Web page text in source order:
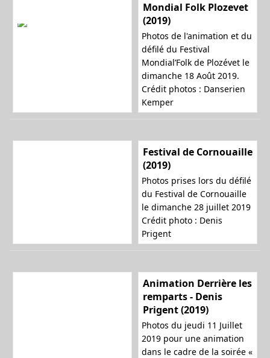
Mondial Folk Plozevet
(2019)
Photos de l'animation et du
défilé du Festival
Mondial’Folk de Plozévet le
dimanche 18 Août 2019.
Crédit photos : Danserien
Kemper
Festival de Cornouaille
(2019)
Photos prises lors du défilé
du Festival de Cornouaille
le dimanche 28 juillet 2019
Crédit photo : Denis
Prigent
Animation Derrière les
remparts - Denis
Prigent (2019)
Photos du jeudi 11 Juillet
2019 pour une animation
dans le cadre de la soirée «